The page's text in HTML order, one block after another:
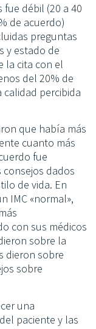
débil (20 a 40
de acuerdo)
preguntas
y estado de
la cita con el
del 20% de
percibida
que había más
cuanto más
fue
dados
de vida. En
IMC «normal»,
con sus médicos
sobre la
dieron sobre
sobre
una
paciente y las